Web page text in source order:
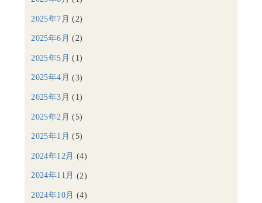
2025年7月 (2)
2025年6月 (2)
2025年5月 (1)
2025年4月 (3)
2025年3月 (1)
2025年2月 (5)
2025年1月 (5)
2024年12月 (4)
2024年11月 (2)
2024年10月 (4)